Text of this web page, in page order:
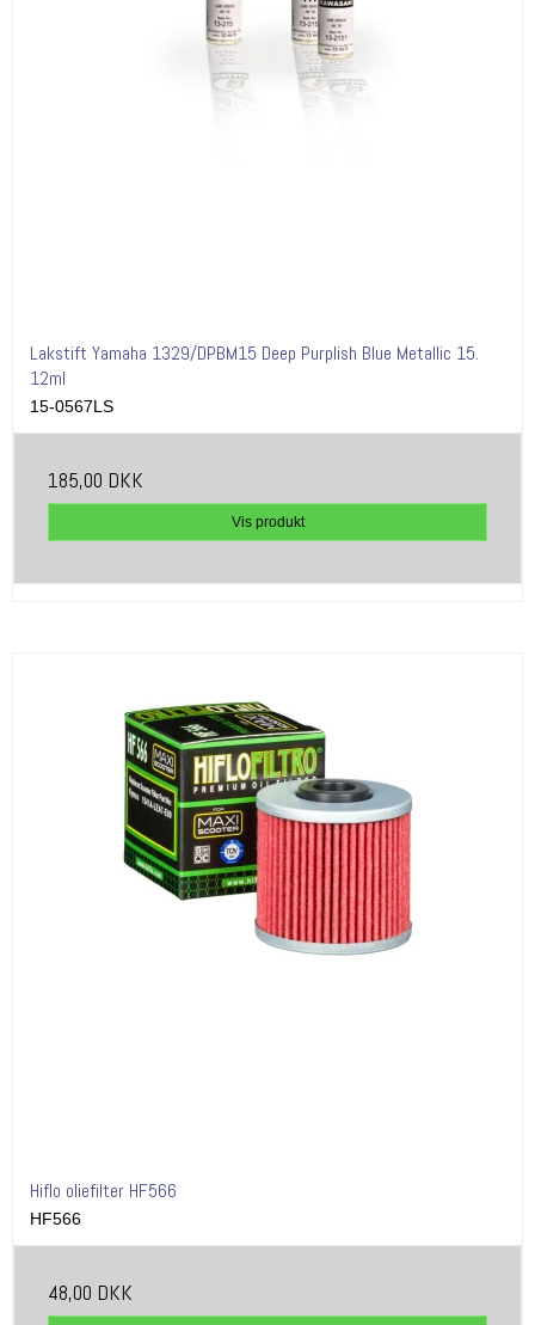
Lakstift Yamaha 1329/DPBM15 Deep Purplish Blue Metallic 15.
12ml
15-0567LS
185,00 DKK
Vis produkt
Hiflo oliefilter HF566
HF566
48,00 DKK